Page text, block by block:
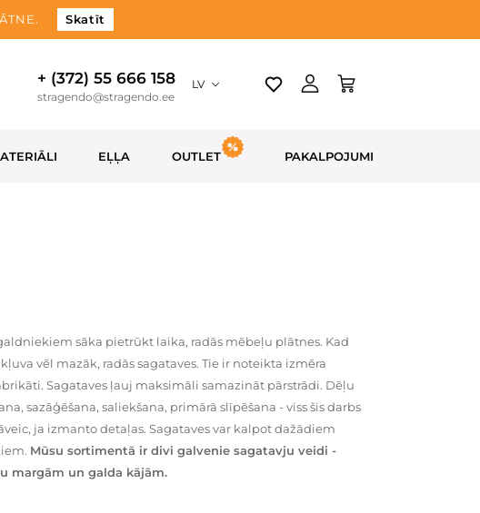
Skatīt
+ (372) 55 666 158
stragendo@stragendo.ee
LV
EĻĻA OUTLET PAKALPOJUMI
sāka pietrūkt laika, radās mēbeļu plātnes. Kad
vēl mazāk, radās sagataves. Tie ir noteikta izmēra
Sagataves ļauj maksimāli samazināt pārstrādi. Dēļu
sazāģēšana, saliekšana, primārā slīpēšana - viss šis darbs
ja izmanto detaļas. Sagataves var kalpot dažādiem
Mūsu sortimentā ir divi galvenie sagatavju veidi -
margām un galda kājām.